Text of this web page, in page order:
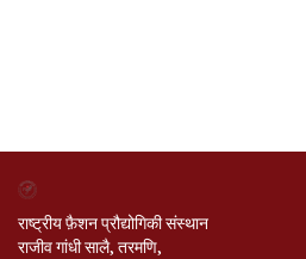
राष्ट्रीय फ़ैशन प्रौद्योगिकी संस्थान
राजीव गांधी सालै, तरमणि,